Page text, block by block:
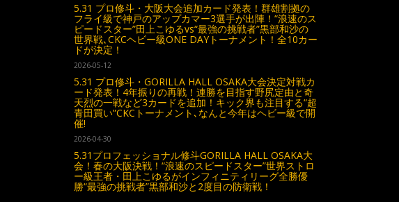
5.31 プロ修斗・大阪大会追加カード発表！群雄割拠の
フライ級で神戸のアップカマー3選手が出陣！“浪速のス
ピードスター”田上こゆるvs“最強の挑戦者”黒部和沙の
世界戦､CKCヘビー級ONE DAYトーナメント！全10カー
ドが決定！
2026-05-12
5.31 プロ修斗・GORILLA HALL OSAKA大会決定対戦カ
ード発表！4年振りの再戦！連勝を目指す野尻定由と奇
天烈の一戦など3カードを追加！キック界も注目する“超
青田買い”CKCトーナメント､なんと今年はヘビー級で開
催!
2026-04-30
5.31プロフェッショナル修斗GORILLA HALL OSAKA大
会！春の大阪決戦！“浪速のスピードスター”世界ストロ
ー級王者・田上こゆるがインフィニティリーグ全勝優
勝“最強の挑戦者”黒部和沙と2度目の防衛戦！